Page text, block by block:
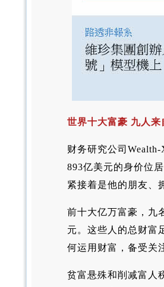
世界十大富豪 九人来
财务研究公司
893亿美元的身价位
紧接着是他的朋友、
前十大亿万富豪，九
元。这些人的总财富
何运用财富，备受关
贫富悬殊和削减富人